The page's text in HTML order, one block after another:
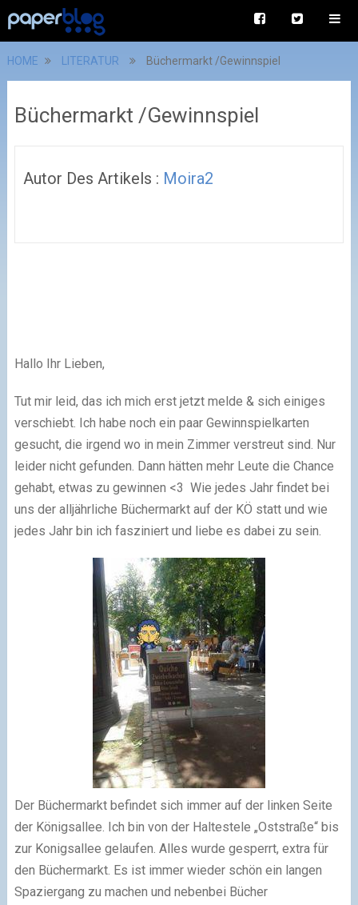
HOME LITERATUR Büchermarkt /Gewinnspiel
Büchermarkt /Gewinnspiel
Autor Des Artikels : Moira2
Hallo Ihr Lieben,
Tut mir leid, das ich mich erst jetzt melde & sich einiges
verschiebt. Ich habe noch ein paar Gewinnspielkarten
gesucht, die irgend wo in mein Zimmer verstreut sind. Nur
leider nicht gefunden. Dann hätten mehr Leute die Chance
gehabt, etwas zu gewinnen <3 Wie jedes Jahr findet bei
uns der alljährliche Büchermarkt auf der KÖ statt und wie
jedes Jahr bin ich fasziniert und liebe es dabei zu sein.
Der Büchermarkt befindet sich immer auf der linken Seite
der Königsallee. Ich bin von der Haltestele „Oststraße“ bis
zur Konigsallee gelaufen. Alles wurde gesperrt, extra für
den Büchermarkt. Es ist immer wieder schön ein langen
Spaziergang zu machen und nebenbei Bücher